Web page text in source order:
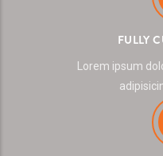
FULLY
Lorem ipsum